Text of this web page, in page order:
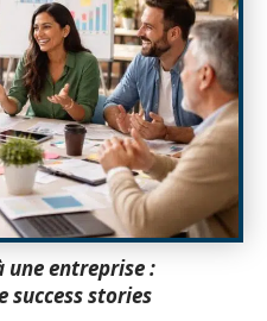
une entreprise :
success stories